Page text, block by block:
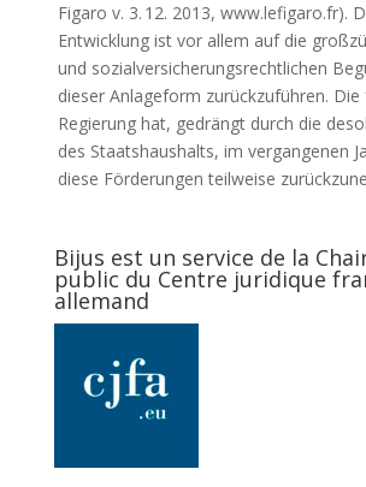
Figaro v. 3. 12. 2013, www.lefigaro.fr).
Entwicklung ist vor allem auf die
und sozialversicherungsrechtlichen
dieser Anlageform zurückzuführen. Die
Regierung hat, gedrängt durch die
des Staatshaushalts, im vergangenen
diese Förderungen teilweise
Bijus est un service de la
public du Centre juridique
allemand